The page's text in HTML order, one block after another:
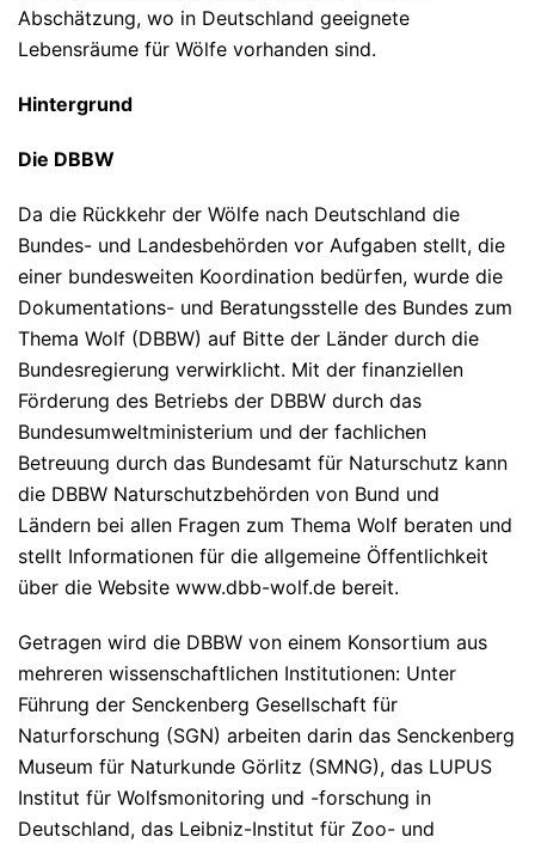
Abschätzung, wo in Deutschland geeignete
Lebensräume für Wölfe vorhanden sind.
Hintergrund
Die DBBW
Da die Rückkehr der Wölfe nach Deutschland die
Bundes- und Landesbehörden vor Aufgaben stellt, die
einer bundesweiten Koordination bedürfen, wurde die
Dokumentations- und Beratungsstelle des Bundes zum
Thema Wolf (DBBW) auf Bitte der Länder durch die
Bundesregierung verwirklicht. Mit der finanziellen
Förderung des Betriebs der DBBW durch das
Bundesumweltministerium und der fachlichen
Betreuung durch das Bundesamt für Naturschutz kann
die DBBW Naturschutzbehörden von Bund und
Ländern bei allen Fragen zum Thema Wolf beraten und
stellt Informationen für die allgemeine Öffentlichkeit
über die Website www.dbb-wolf.de bereit.
Getragen wird die DBBW von einem Konsortium aus
mehreren wissenschaftlichen Institutionen: Unter
Führung der Senckenberg Gesellschaft für
Naturforschung (SGN) arbeiten darin das Senckenberg
Museum für Naturkunde Görlitz (SMNG), das LUPUS
Institut für Wolfsmonitoring und -forschung in
Deutschland, das Leibniz-Institut für Zoo- und